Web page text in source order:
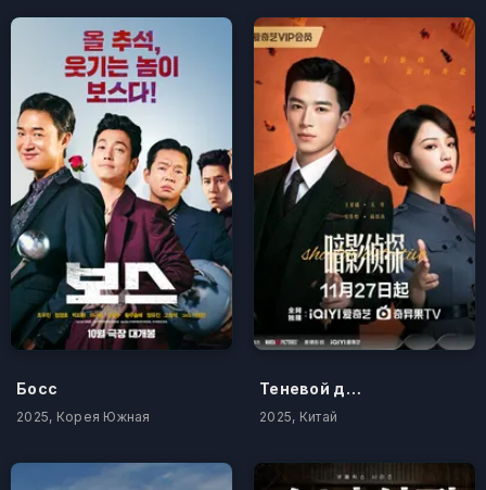
Босс
2025, Корея Южная
Теневой детектив
2025, Китай